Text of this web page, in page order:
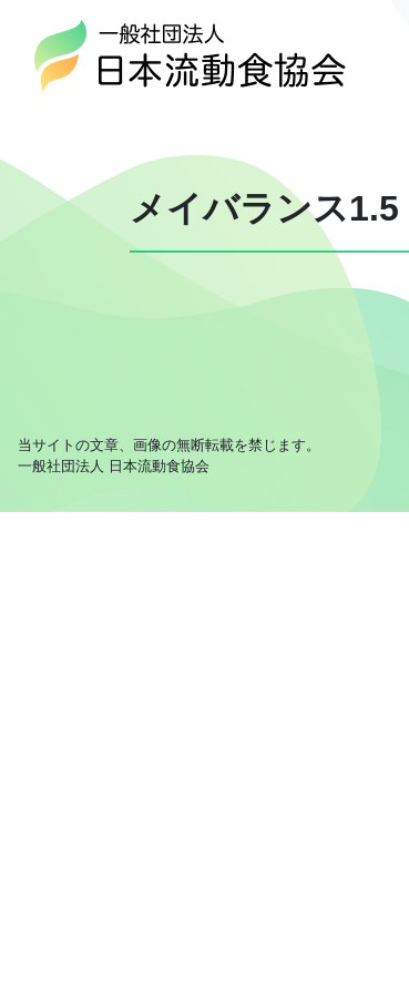
メイバランス
当サイトの文章、画像の無断転載を禁じます。
一般社団法人 日本流動食協会